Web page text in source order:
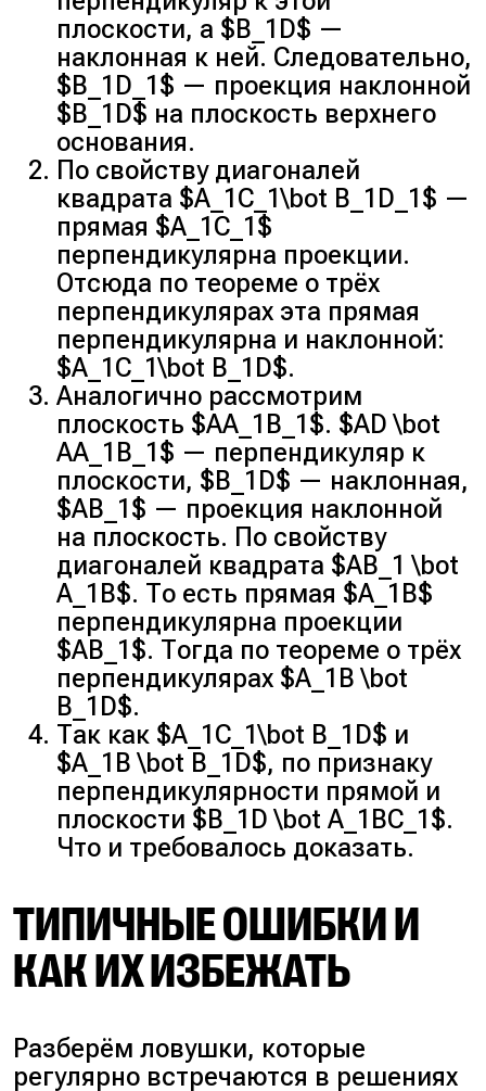
плоскости, а $B_1D$ —
наклонная к ней. Следовательно,
$B_1D_1$ — проекция наклонной
$B_1D$ на плоскость верхнего
основания.
По свойству диагоналей
квадрата $A_1C_1\bot B_1D_1$ —
прямая $A_1C_1$
перпендикулярна проекции.
Отсюда по теореме о трёх
перпендикулярах эта прямая
перпендикулярна и наклонной:
$A_1C_1\bot B_1D$.
Аналогично рассмотрим
плоскость $AA_1B_1$. $AD \bot
AA_1B_1$ — перпендикуляр к
плоскости, $B_1D$ — наклонная,
$AB_1$ — проекция наклонной
на плоскость. По свойству
диагоналей квадрата $AB_1 \bot
A_1B$. То есть прямая $A_1B$
перпендикулярна проекции
$AB_1$. Тогда по теореме о трёх
перпендикулярах $A_1B \bot
B_1D$.
Так как $A_1C_1\bot B_1D$ и
$A_1B \bot B_1D$, по признаку
перпендикулярности прямой и
плоскости $B_1D \bot A_1BC_1$.
Что и требовалось доказать.
ТИПИЧНЫЕ ОШИБКИ И
КАК ИХ ИЗБЕЖАТЬ
Разберём ловушки, которые
регулярно встречаются в решениях